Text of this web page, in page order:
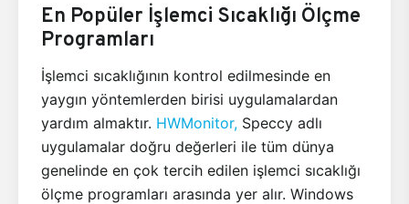
En Popüler İşlemci Sıcaklığı Ölçme
Programları
İşlemci sıcaklığının kontrol edilmesinde en
yaygın yöntemlerden birisi uygulamalardan
yardım almaktır. HWMonitor, Speccy adlı
uygulamalar doğru değerleri ile tüm dünya
genelinde en çok tercih edilen işlemci sıcaklığı
ölçme programları arasında yer alır. Windows